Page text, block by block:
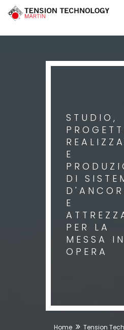
STUDIO,
E
DI
E
PER LA
MESSA IN
OPERA
Home Tension